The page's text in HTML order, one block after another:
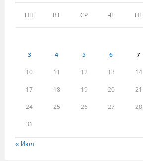
ПН ВТ СР ЧТ ПТ
3 4 5 6 7
10 11 12 13 14
17 18 19 20 21
24 25 26 27 28
31
« Июл